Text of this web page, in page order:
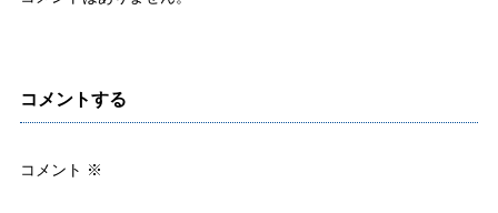
コメントする
コメント ※